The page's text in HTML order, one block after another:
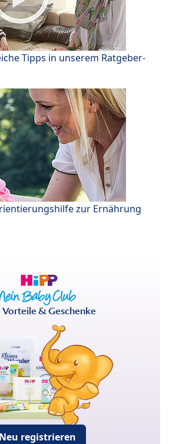
Tipps in unserem Ratgeber-
zur Ernährung
& Geschenke
Neu registrieren